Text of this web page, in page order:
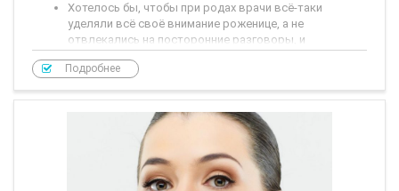
Хотелось бы, чтобы при родах врачи всё-таки
уделяли всё своё внимание роженице, а не
отвлекались на посторонние разговоры, и
частички плаценты в матке (к сожалению,
Подробнее